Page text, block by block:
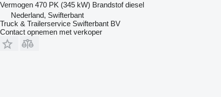
Vermogen 470 PK (345 kW) Brandstof diesel
Nederland, Swifterbant
Truck & Trailerservice Swifterbant BV
Contact opnemen met verkoper